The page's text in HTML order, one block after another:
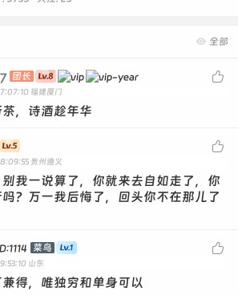
 全部

团长
福建厦门
，诗酒趁年华

贵州遵义
我一说算了，你就来去自如走了，你
？万一我后悔了，回头你不在那儿了

菜鸟
山东
得，唯独穷和单身可以